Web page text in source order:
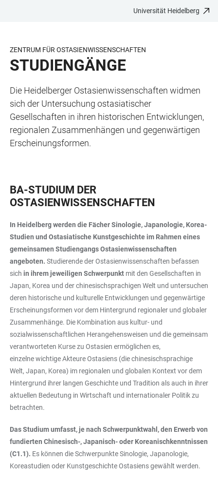
BARRIEREFREIHEIT
Universität Heidelberg
ZENTRUM FÜR OSTASIENWISSENSCHAFTEN
STUDIENGÄNGE
Die Heidelberger Ostasienwissenschaften widmen
sich der Untersuchung ostasiatischer
Gesellschaften in ihren historischen Entwicklungen,
regionalen Zusammenhängen und gegenwärtigen
Erscheinungsformen.
BA-STUDIUM DER
OSTASIENWISSENSCHAFTEN
In Heidelberg werden die Fächer Sinologie, Japanologie, Korea-
Studien und Ostasiatische Kunstgeschichte im Rahmen eines
gemeinsamen Studiengangs Ostasienwissenschaften
angeboten. Studierende der Ostasienwissenschaften befassen
sich in ihrem jeweiligen Schwerpunkt mit den Gesellschaften in
Japan, Korea und der chinesischsprachigen Welt und untersuchen
deren historische und kulturelle Entwicklungen und gegenwärtige
Erscheinungsformen vor dem Hintergrund regionaler und globaler
Zusammenhänge. Die Kombination aus kultur- und
sozialwissenschaftlichen Herangehensweisen und die gemeinsam
verantworteten Kurse zu Ostasien ermöglichen es,
einzelne wichtige Akteure Ostasiens (die chinesischsprachige
Welt, Japan, Korea) im regionalen und globalen Kontext vor dem
Hintergrund ihrer langen Geschichte und Tradition als auch in ihrer
aktuellen Bedeutung in Wirtschaft und internationaler Politik zu
betrachten.
Das Studium umfasst, je nach Schwerpunktwahl, den Erwerb von
fundierten Chinesisch-, Japanisch- oder Koreanischkenntnissen
(C1.1). Es können die Schwerpunkte Sinologie, Japanologie,
Koreastudien oder Kunstgeschichte Ostasiens gewählt werden.